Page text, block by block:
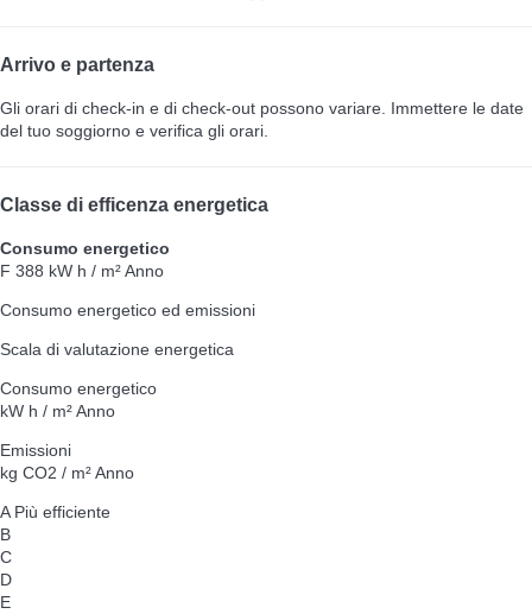
Arrivo e partenza
Gli orari di check-in e di check-out possono variare. Immettere le date
del tuo soggiorno e verifica gli orari.
Classe di efficenza energetica
Consumo energetico
F 388 kW h / m² Anno
Consumo energetico ed emissioni
Scala di valutazione energetica
Consumo energetico
kW h / m² Anno
Emissioni
kg CO2 / m² Anno
APiù efficiente
B
C
D
E